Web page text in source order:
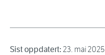
Sist oppdatert: 23. mai 2025